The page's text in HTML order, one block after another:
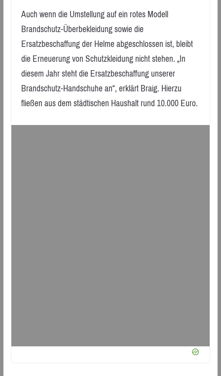
Auch wenn die Umstellung auf ein rotes Modell
Brandschutz-Überbekleidung sowie die
Ersatzbeschaffung der Helme abgeschlossen ist, bleibt
die Erneuerung von Schutzkleidung nicht stehen. „In
diesem Jahr steht die Ersatzbeschaffung unserer
Brandschutz-Handschuhe an“, erklärt Braig. Hierzu
fließen aus dem städtischen Haushalt rund 10.000 Euro.